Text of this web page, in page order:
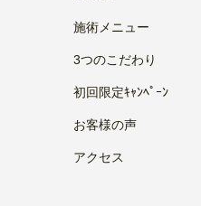
施術メニュー
3つのこだわり
初回限定ｷｬﾝﾍﾟｰﾝ
お客様の声
アクセス